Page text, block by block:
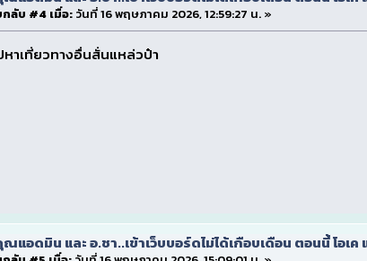
ลับ #4 เมื่อ:วันที่ 16 พฤษภาคม 2026, 12:59:27 น. »
หาเที่ยวทางอื่นสั่นแหล่วป๋า
แอดมิน และ อ.ชา..เข้าเว็บบอร์ดไม่ได้เกือบเดือน ตอนนี้ โอเค